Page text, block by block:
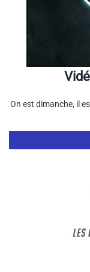
On est dimanche, il